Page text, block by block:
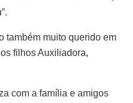
também muito querido em
filhos Auxiliadora,
com a família e amigos